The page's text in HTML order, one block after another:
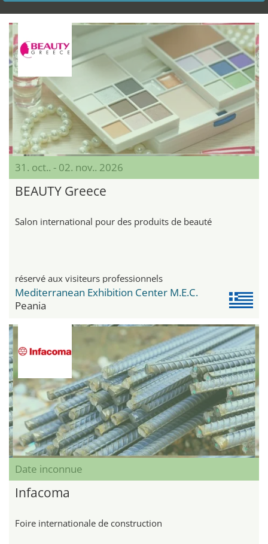
31. oct.. - 02. nov.. 2026
BEAUTY Greece
Salon international pour des produits de beauté
réservé aux visiteurs professionnels
Mediterranean Exhibition Center M.E.C.
Peania
Date inconnue
Infacoma
Foire internationale de construction